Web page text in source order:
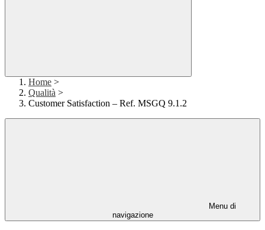
Home >
Qualità >
Customer Satisfaction – Ref. MSGQ 9.1.2
Menu di
navigazione